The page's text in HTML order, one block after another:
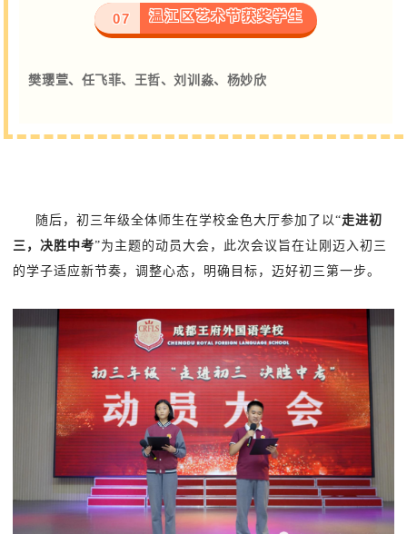
07 温江区艺术节获奖学生
樊璎萱、任飞菲、王哲、刘训淼、杨妙欣
随后，初三年级全体师生在学校金色大厅参加 了以“走进初
三，决胜中考”为主题的动员大会 ，此次会议旨在让 刚迈入初三
的学子适应新节奏，调整心态，明确目标，迈好初三第一步。